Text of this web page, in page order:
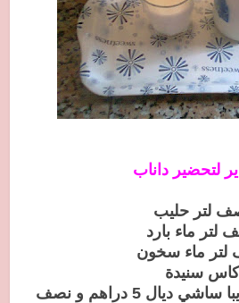
لتحضير داناب
لتر حليب
لتر ماء بارد
ماء سخون
كاس سنيدة
ديال 5 دراهم و نصف